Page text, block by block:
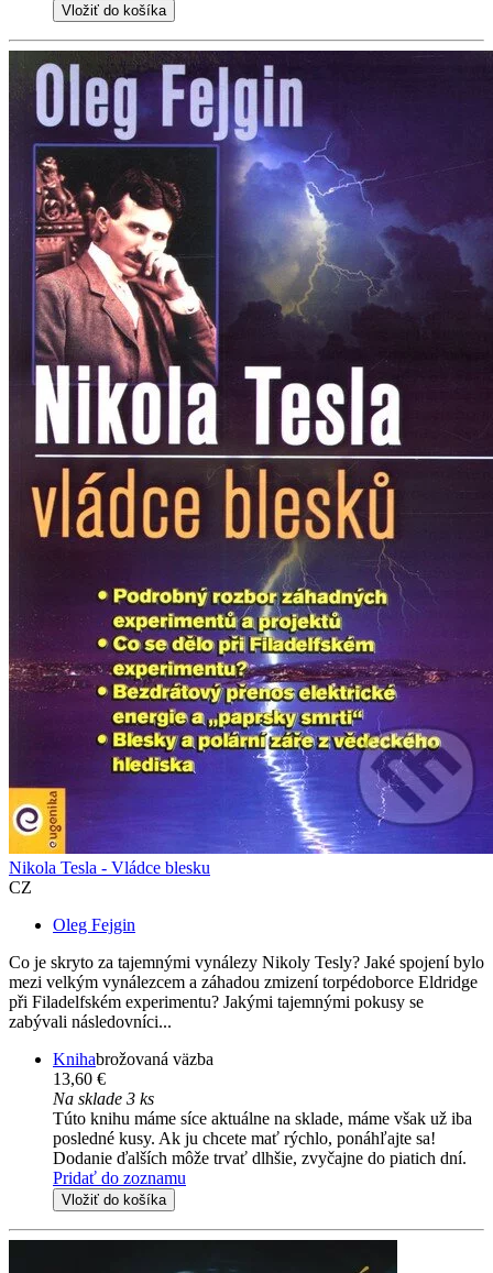
Vložiť do košíka
Nikola Tesla - Vládce blesku
CZ
Oleg Fejgin
Co je skryto za tajemnými vynálezy Nikoly Tesly? Jaké spojení bylo
mezi velkým vynálezcem a záhadou zmizení torpédoborce Eldridge
při Filadelfském experimentu? Jakými tajemnými pokusy se
zabývali následovníci...
Knihabrožovaná väzba
13,60 €
Na sklade 3 ks
Túto knihu máme síce aktuálne na sklade, máme však už iba
posledné kusy. Ak ju chcete mať rýchlo, ponáhľajte sa!
Dodanie ďalších môže trvať dlhšie, zvyčajne do piatich dní.
Pridať do zoznamu
Vložiť do košíka